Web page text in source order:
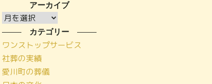
アーカイブ
ア
ー
カ
イ
ブ
カテゴリー
ワンストップサービス
社葬の実績
愛川町の葬儀